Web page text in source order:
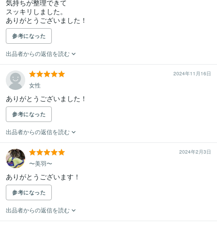
気持ちが整理できて
スッキリしました。
ありがとうございました！
参考になった
出品者からの返信を読む
2024年11月16日
女性
ありがとうございました！
参考になった
出品者からの返信を読む
2024年2月3日
〜美羽〜
ありがとうございます！
参考になった
出品者からの返信を読む